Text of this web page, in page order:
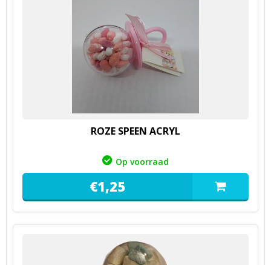
ROZE SPEEN ACRYL
Op voorraad
€1,25